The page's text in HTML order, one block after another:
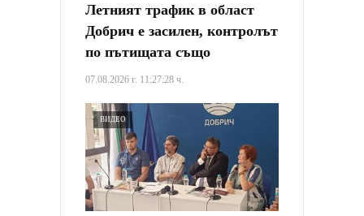
Летният трафик в област
Добрич е засилен, контролът
по пътищата също
07.08.2026 г. 11:27:28 ч.
ВИДЕО